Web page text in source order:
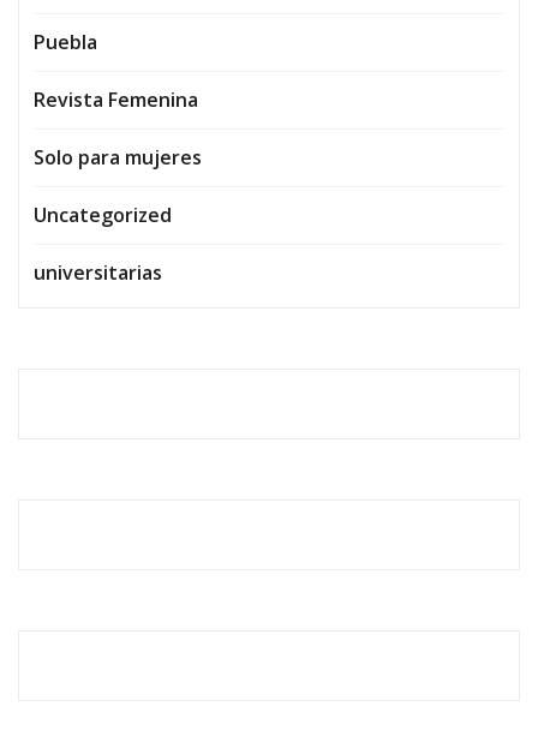
Puebla
Revista Femenina
Solo para mujeres
Uncategorized
universitarias